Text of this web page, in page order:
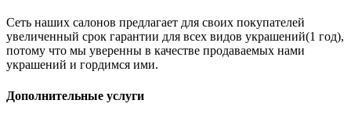
Сеть наших салонов предлагает для своих покупателей
увеличенный срок гарантии для всех видов украшений(1 год),
потому что мы уверенны в качестве продаваемых нами
украшений и гордимся ими.
Дополнительные услуги